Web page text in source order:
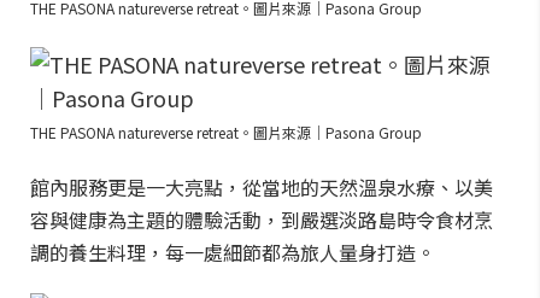
THE PASONA natureverse retreat。圖片來源｜Pasona Group
THE PASONA natureverse retreat。圖片來源｜Pasona Group
館內服務更是一大亮點，從當地的天然溫泉水療、以美
容與健康為主題的體驗活動，到嚴選淡路島時令食材烹
調的養生料理，每一處細節都為旅人量身打造。